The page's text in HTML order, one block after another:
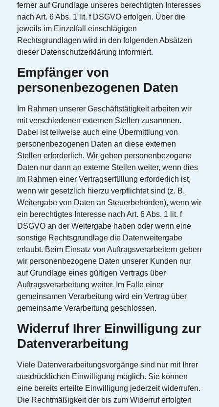
ferner auf Grundlage unseres berechtigten Interesses
nach Art. 6 Abs. 1 lit. f DSGVO erfolgen. Über die
jeweils im Einzelfall einschlägigen
Rechtsgrundlagen wird in den folgenden Absätzen
dieser Datenschutzerklärung informiert.
Empfänger von
personenbezogenen Daten
Im Rahmen unserer Geschäftstätigkeit arbeiten wir
mit verschiedenen externen Stellen zusammen.
Dabei ist teilweise auch eine Übermittlung von
personenbezogenen Daten an diese externen
Stellen erforderlich. Wir geben personenbezogene
Daten nur dann an externe Stellen weiter, wenn dies
im Rahmen einer Vertragserfüllung erforderlich ist,
wenn wir gesetzlich hierzu verpflichtet sind (z. B.
Weitergabe von Daten an Steuerbehörden), wenn wir
ein berechtigtes Interesse nach Art. 6 Abs. 1 lit. f
DSGVO an der Weitergabe haben oder wenn eine
sonstige Rechtsgrundlage die Datenweitergabe
erlaubt. Beim Einsatz von Auftragsverarbeitern geben
wir personenbezogene Daten unserer Kunden nur
auf Grundlage eines gültigen Vertrags über
Auftragsverarbeitung weiter. Im Falle einer
gemeinsamen Verarbeitung wird ein Vertrag über
gemeinsame Verarbeitung geschlossen.
Widerruf Ihrer Einwilligung zur
Datenverarbeitung
Viele Datenverarbeitungsvorgänge sind nur mit Ihrer
ausdrücklichen Einwilligung möglich. Sie können
eine bereits erteilte Einwilligung jederzeit widerrufen.
Die Rechtmäßigkeit der bis zum Widerruf erfolgten